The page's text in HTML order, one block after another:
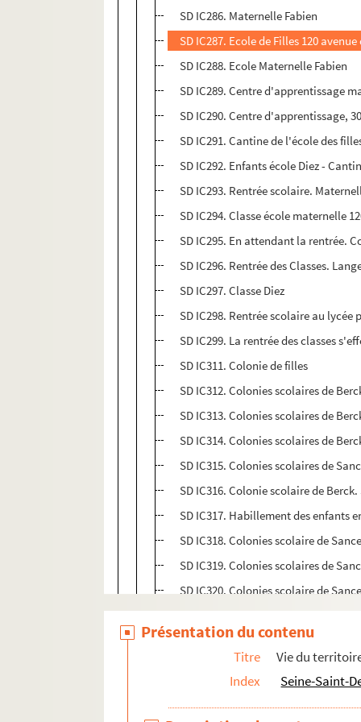
SD IC286. Maternelle Fabien
SD IC287. Ecole de Filles 120
SD IC288. Ecole Maternelle Fabien
SD IC289. Centre d'apprentissage
SD IC290. Centre d'apprentissage,
SD IC291. Cantine de l'école des
SD IC292. Enfants école Diez -
SD IC293. Rentrée scolaire.
SD IC294. Classe école maternelle
SD IC295. En attendant la rentrée.
SD IC296. Rentrée des Classes.
SD IC297. Classe Diez
SD IC298. Rentrée scolaire au lycée
SD IC299. La rentrée des classes
SD IC311. Colonie de filles
SD IC312. Colonies scolaires de
SD IC313. Colonies scolaires de
SD IC314. Colonies scolaires de
SD IC315. Colonies scolaires de
SD IC316. Colonie scolaire de
SD IC317. Habillement des enfants
SD IC318. Colonies scolaire de
SD IC319. Colonies scolaires de
SD IC320. Colonies scolaire de
SD IC321. Colonies scolaire de Berk
SD IC322. Colonies scolaire de
SD IC323. Colonies scolaires de
SD IC324. Colonies scolaires de
Présentation du contenu
Titre
Vie du
Index
Seine-Saint-